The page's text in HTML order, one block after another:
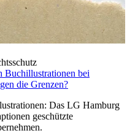
Buchillustrationen bei
die Grenzen?
Das LG Hamburg
geschützte